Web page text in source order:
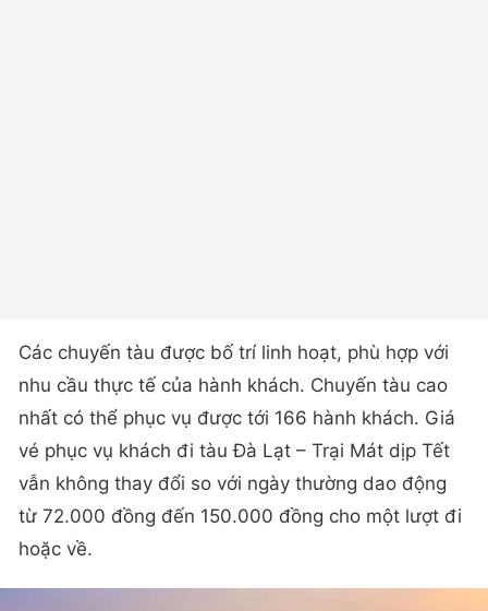
Các chuyến tàu được bố trí linh hoạt, phù hợp với
nhu cầu thực tế của hành khách. Chuyến tàu cao
nhất có thể phục vụ được tới 166 hành khách. Giá
vé phục vụ khách đi tàu Đà Lạt – Trại Mát dịp Tết
vẫn không thay đổi so với ngày thường dao động
từ 72.000 đồng đến 150.000 đồng cho một lượt đi
hoặc về.